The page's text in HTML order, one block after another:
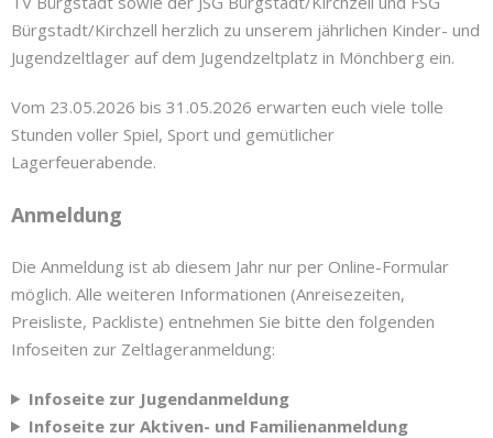
Bürgstadt/Kirchzell herzlich zu unserem jährlichen Kinder- und
Jugendzeltlager auf dem Jugendzeltplatz in Mönchberg ein.
Vom 23.05.2026 bis 31.05.2026 erwarten euch viele tolle
Stunden voller Spiel, Sport und gemütlicher
Lagerfeuerabende.
Anmeldung
Die Anmeldung ist ab diesem Jahr nur per Online-Formular
möglich. Alle weiteren Informationen (Anreisezeiten,
Preisliste, Packliste) entnehmen Sie bitte den folgenden
Infoseiten zur Zeltlageranmeldung:
Infoseite zur Jugendanmeldung
Infoseite zur Aktiven- und Familienanmeldung